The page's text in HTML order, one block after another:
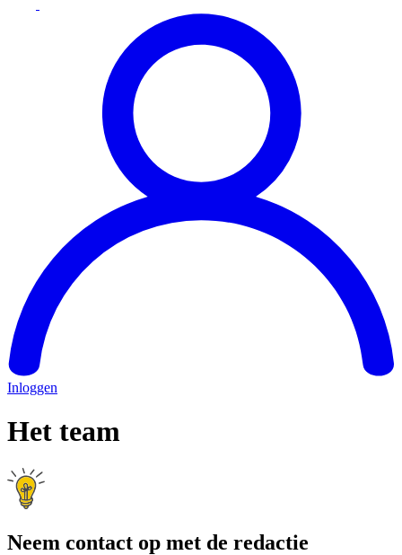
Inloggen
Het team
Neem contact op met de redactie